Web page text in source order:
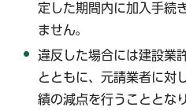
定した期間内に加入手続
ません。
違反した場合には建設業
とともに、元請業者に対
績の減点を行うこととなり